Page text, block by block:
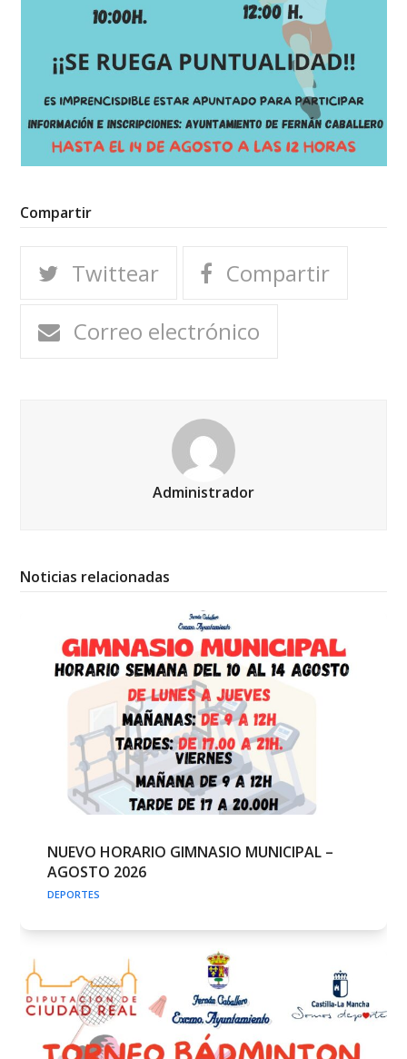
Compartir
Twittear
Compartir
Correo electrónico
Administrador
Noticias relacionadas
NUEVO HORARIO GIMNASIO MUNICIPAL –
AGOSTO 2026
DEPORTES